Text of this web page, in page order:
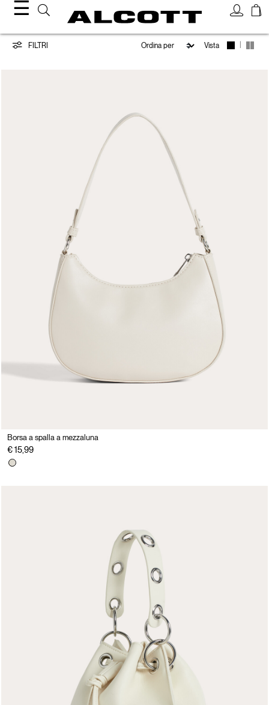
☰
Borse
FILTRI Vista
Borsa a spalla a mezzaluna
€ 15,99